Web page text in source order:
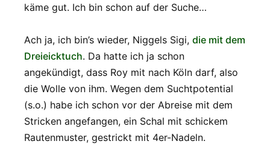
käme gut. Ich bin schon auf der Suche…
Ach ja, ich bin’s wieder, Niggels Sigi, die mit dem
Dreieicktuch. Da hatte ich ja schon
angekündigt, dass Roy mit nach Köln darf, also
die Wolle von ihm. Wegen dem Suchtpotential
(s.o.) habe ich schon vor der Abreise mit dem
Stricken angefangen, ein Schal mit schickem
Rautenmuster, gestrickt mit 4er-Nadeln.